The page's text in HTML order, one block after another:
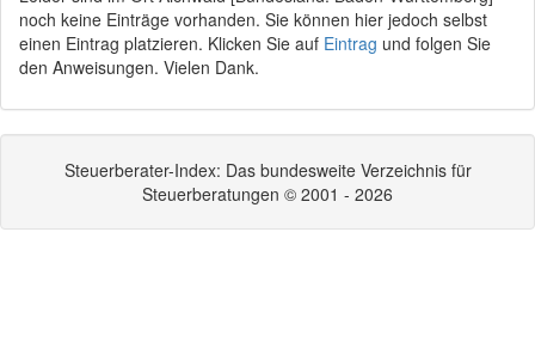
noch keine Einträge vorhanden. Sie können hier jedoch selbst
einen Eintrag platzieren. Klicken Sie auf Eintrag und folgen Sie
den Anweisungen. Vielen Dank.
Steuerberater-Index: Das bundesweite Verzeichnis für
Steuerberatungen © 2001 - 2026